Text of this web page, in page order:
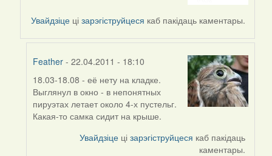
Sirena
Увайдзіце цізарэгіструйцеся каб пакідаць каментары.
Feather- 22.04.2011 - 18:10
In
reply
to
by
18.03-18.08 - её нету на кладке.
Выглянул в окно - в непонятных
пируэтах летает около 4-х пустельг.
Какая-то самка сидит на крыше.
Увайдзіце цізарэгіструйцеся каб пакідаць
каментары.